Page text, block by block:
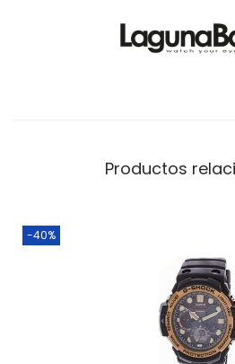
Productos
-40%